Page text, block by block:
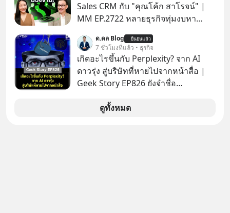
Sales CRM กับ "คุณโค้ก สาโรจน์" |
MM EP.2722 หลายธุรกิจทุ่มงบหา
แล้ว คือกลุ่มที่มีโอกาสซื้อซ้ำสูงที่สุด แต่
กลับปล่อยให้เงียบหายไปโดยไม่รู้ตัว ใน
Mission To The Moon EP นี้ เราจะมา
คุยกับคุณโค้ก สาโรจน์ อธิวิทวัส CEO
ด้านงานขายและ CRM มากกว่า 20 ปี
ว่าทำไม "ลูกค้าเดิม" ถึงเป็นสินทรัพย์ที่
ด.ดล Blog ยืนยันแล้ว
7 ชั่วโมงที่แล้ว • ธุรกิจ
เกิดอะไรขึ้นกับ Perplexity? จาก AI
ดาวรุ่ง สู่บริษัทที่หายไปจากหน้าสื่อ |
Geek Story EP826 ยังจำชื่อ
เคยถูกยกไปเทียบชั้นกับยักษ์ใหญ่อย่าง
ดูทั้งหมด